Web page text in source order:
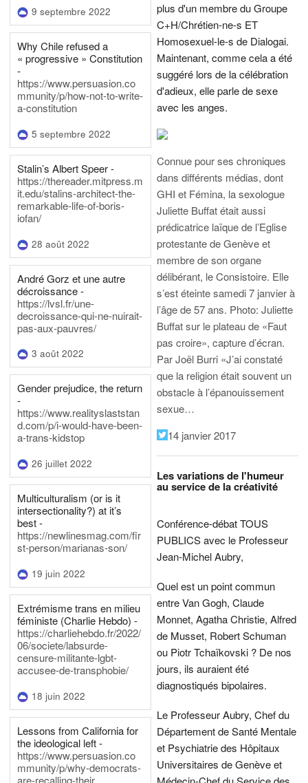
9 septembre 2022
Why Chile refused a
« progressive » Constitution
-
https://www.persuasion.co
mmunity/p/how-not-to-write-
a-constitution
5 septembre 2022
Stalin’s Albert Speer -
https://thereader.mitpress.m
it.edu/stalins-architect-the-
remarkable-life-of-boris-
iofan/
28 août 2022
André Gorz et une autre
décroissance -
https://lvsl.fr/une-
decroissance-qui-ne-nuirait-
pas-aux-pauvres/
3 août 2022
Gender prejudice, the return
-
https://www.realityslaststan
d.com/p/i-would-have-been-
a-trans-kidstop
26 juillet 2022
Multiculturalism (or is it
intersectionality?) at it’s
best -
https://newlinesmag.com/fir
st-person/marianas-son/
19 juin 2022
Extrémisme trans en milieu
féministe (Charlie Hebdo) -
https://charliehebdo.fr/2022/
06/societe/labsurde-
censure-militante-lgbt-
accusee-de-transphobie/
18 juin 2022
Lessons from California for
the ideological left -
https://www.persuasion.co
mmunity/p/why-democrats-
are-recalling-their
plus d'un membre du Groupe
C+H/Chrétien-ne-s ET
Homosexuel-le-s de Dialogai.
Maintenant, comme cela a été
suggéré lors de la célébration
d'adieux, elle parle de sexe
avec les anges.
Connue pour ses chroniques
dans différents médias, dont
GHI et Fémina, la sexologue
Juliette Buffat était aussi
prédicatrice laïque de l’Eglise
protestante de Genève et
membre de son organe
délibérant, le Consistoire. Elle
s’est éteinte samedi 7 janvier à
l’âge de 57 ans. Photo: Juliette
Buffat sur le plateau de «Faut
pas croire», capture d’écran.
Par Joël Burri «J’ai constaté
que la religion était souvent un
obstacle à l’épanouissement
sexue…
14 janvier 2017
Les variations de l'humeur
au service de la créativité
Conférence-débat TOUS
PUBLICS avec le Professeur
Jean-Michel Aubry,
Quel est un point commun
entre Van Gogh, Claude
Monnet, Agatha Christie, Alfred
de Musset, Robert Schuman
ou Piotr Tchaïkovski ? De nos
jours, ils auraient été
diagnostiqués bipolaires.
Le Professeur Aubry, Chef du
Département de Santé Mentale
et Psychiatrie des Hôpitaux
Universitaires de Genève et